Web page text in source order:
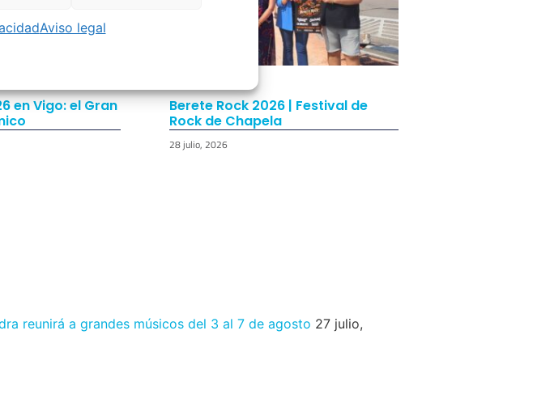
Aviso legal
en Vigo: el Gran
Berete Rock 2026 | Festival de
Rock de Chapela
28 julio, 2026
reunirá a grandes músicos del 3 al 7 de agosto 27 julio,